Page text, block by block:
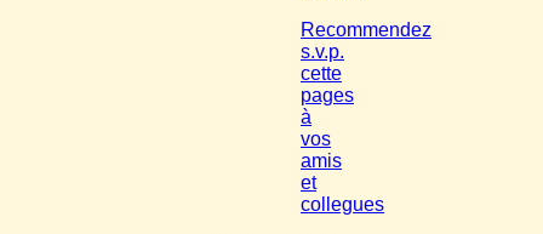
Recommendez
s.v.p.
cette
pages
à
vos
amis
et
collegues